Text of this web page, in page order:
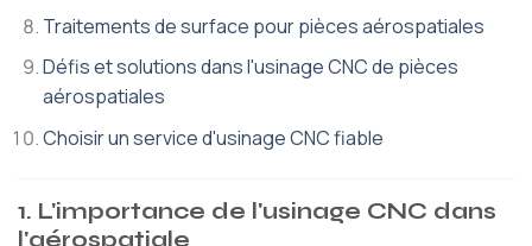
Traitements de surface pour pièces aérospatiales
Défis et solutions dans l'usinage CNC de pièces
aérospatiales
Choisir un service d'usinage CNC fiable
1. L'importance de l'usinage CNC dans
l'aérospatiale